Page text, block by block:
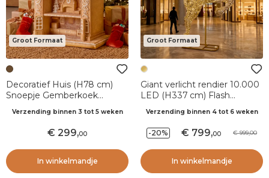
Groot Formaat
Decoratief Huis (H78 cm)
Snoepje Gemberkoek
Verzending binnen 3 tot 5 weken
299,00
In winkelmandje
Groot Formaat
Giant verlicht rendier 10.000
LED (H337 cm) Flash
warm wit
Verzending binnen 4 tot 6 weken
-20% 799,00 999,00
In winkelmandje